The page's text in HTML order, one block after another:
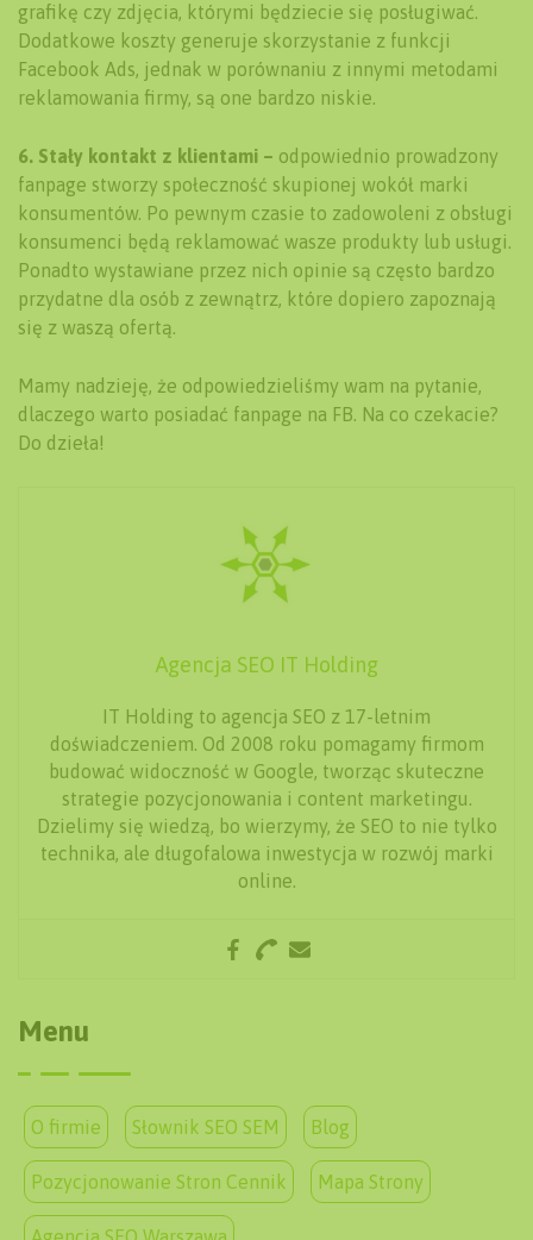
grafikę czy zdjęcia, którymi będziecie się posługiwać.
Dodatkowe koszty generuje skorzystanie z funkcji
Facebook Ads, jednak w porównaniu z innymi metodami
reklamowania firmy, są one bardzo niskie.
6. Stały kontakt z klientami – odpowiednio prowadzony
fanpage stworzy społeczność skupionej wokół marki
konsumentów. Po pewnym czasie to zadowoleni z obsługi
konsumenci będą reklamować wasze produkty lub usługi.
Ponadto wystawiane przez nich opinie są często bardzo
przydatne dla osób z zewnątrz, które dopiero zapoznają
się z waszą ofertą.
Mamy nadzieję, że odpowiedzieliśmy wam na pytanie,
dlaczego warto posiadać fanpage na FB. Na co czekacie?
Do dzieła!
Agencja SEO IT Holding
IT Holding to agencja SEO z 17-letnim
doświadczeniem. Od 2008 roku pomagamy firmom
budować widoczność w Google, tworząc skuteczne
strategie pozycjonowania i content marketingu.
Dzielimy się wiedzą, bo wierzymy, że SEO to nie tylko
technika, ale długofalowa inwestycja w rozwój marki
online.
Menu
O firmie Słownik SEO SEM Blog
Pozycjonowanie Stron Cennik Mapa Strony